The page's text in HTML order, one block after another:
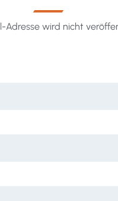
Adresse wird nicht